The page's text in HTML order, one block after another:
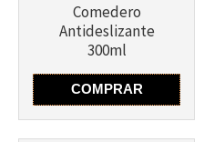
Comedero
Antideslizante
300ml
COMPRAR